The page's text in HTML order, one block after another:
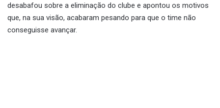
desabafou sobre a eliminação do clube e apontou os motivos
que, na sua visão, acabaram pesando para que o time não
conseguisse avançar.